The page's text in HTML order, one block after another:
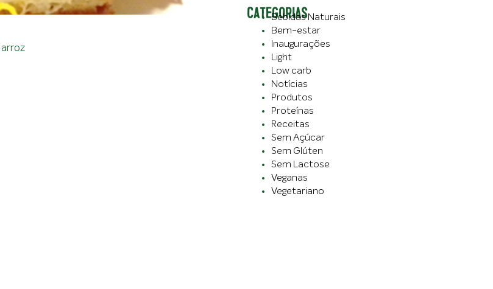
CATEGORIAS
Bebidas Naturais
Bem-estar
Inaugurações
Light
Low carb
Notícias
Produtos
Proteínas
Receitas
Sem Açúcar
Sem Glúten
Sem Lactose
Veganas
Vegetariano